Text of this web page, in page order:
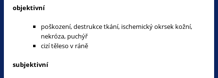
objektivní
poškození, destrukce tkání, ischemický okrsek kožní,
nekróza, puchýř
cizí těleso v ráně
subjektivní